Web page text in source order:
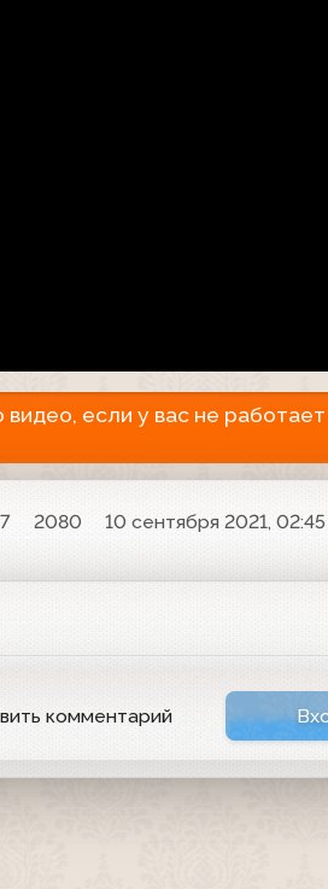
если у вас не
2080
10 сентября 2021, 02:45
комментарий